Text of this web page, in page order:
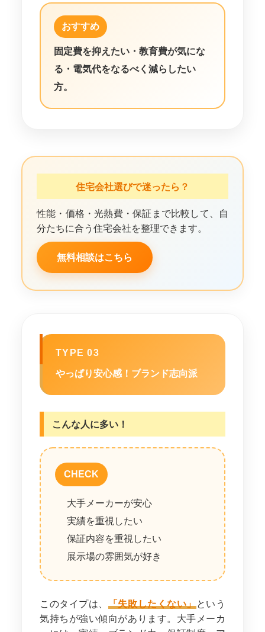
おすすめ
固定費を抑えたい・教育費が気にな
る・電気代をなるべく減らしたい
方。
住宅会社選びで迷ったら？
性能・価格・光熱費・保証まで比較して、自
分たちに合う住宅会社を整理できます。
無料相談はこちら
TYPE 03
やっぱり安心感！ブランド志向派
こんな人に多い！
CHECK
大手メーカーが安心
実績を重視したい
保証内容を重視したい
展示場の雰囲気が好き
このタイプは、 「失敗したくない」という
気持ちが強い傾向があります。大手メーカ